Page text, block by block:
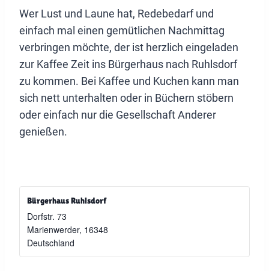
Wer Lust und Laune hat, Redebedarf und
einfach mal einen gemütlichen Nachmittag
verbringen möchte, der ist herzlich eingeladen
zur Kaffee Zeit ins Bürgerhaus nach Ruhlsdorf
zu kommen. Bei Kaffee und Kuchen kann man
sich nett unterhalten oder in Büchern stöbern
oder einfach nur die Gesellschaft Anderer
genießen.
Bürgerhaus Ruhlsdorf
Dorfstr. 73
Marienwerder, 16348
Deutschland